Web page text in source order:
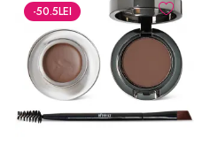
-50.5LEI